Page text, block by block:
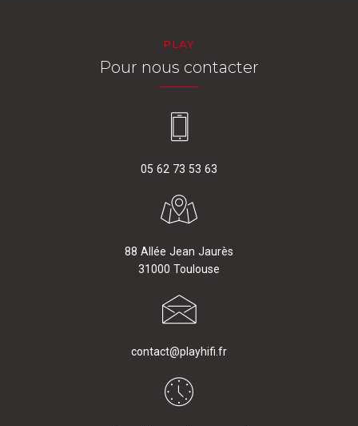
PLAY
Pour nous contacter
05 62 73 53 63
88 Allée Jean Jaurès
31000 Toulouse
contact@playhifi.fr